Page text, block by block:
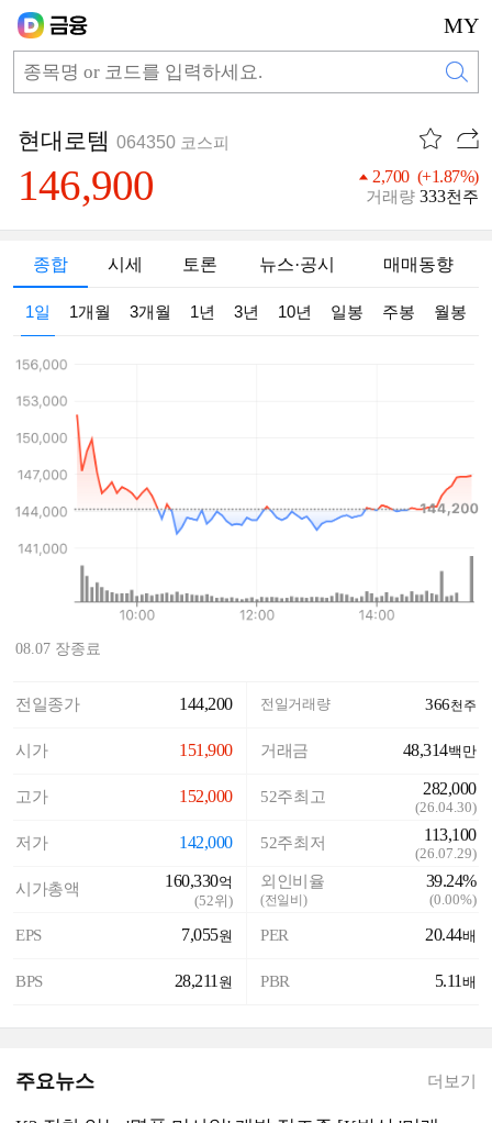
MY
현대로템 064350 코스피
146,900 2,700 (+1.87%)
거래량 333천주
종합 시세 토론 뉴스·공시 매매동향
1일 1개월 3개월 1년 3년 10년 일봉 주봉 월봉
08.07 장종료
전일종가 144,200
시가 151,900
고가 152,000
저가 142,000
시가총액 160,330억
(52위)
EPS 7,055원
BPS 28,211 원
전일거래량 366천주
거래금 48,314백만
52주최고 282,000
(26.04.30)
52주최저 113,100
(26.07.29)
외인비율
(전일비)
39.24%
(0.00%)
PER 20.44배
PBR 5.11 배
주요뉴스 더보기